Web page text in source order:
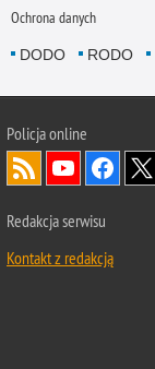
Ochrona danych
DODO RODO
Policjaonline
Redakcja serwisu
Kontakt z redakcją